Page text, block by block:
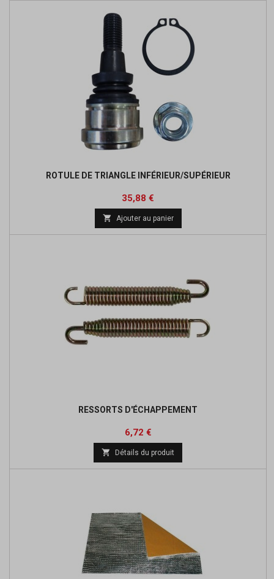
ROTULE DE TRIANGLE INFÉRIEUR/SUPÉRIEUR
Prix
35,88 €
base
 Ajouter au panier
RESSORTS D'ÉCHAPPEMENT
Prix
6,72 €Prix
base
 Détails du produit